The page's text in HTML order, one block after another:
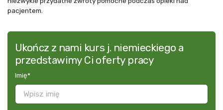
pacjentem.
Ukończ z nami kurs j. niemieckiego a
przedstawimy Ci oferty pracy
Imię*